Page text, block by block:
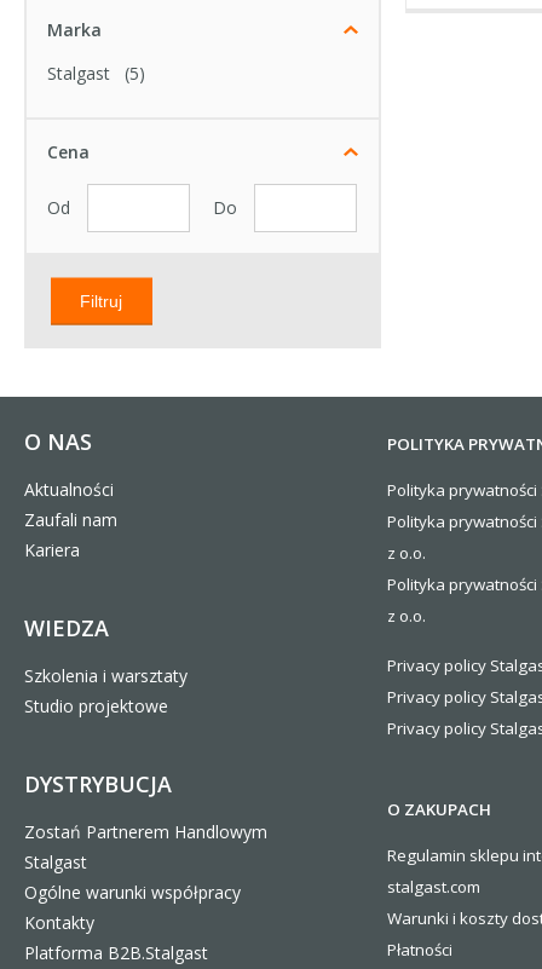
Marka
Stalgast
(5)
Cena
Od Do
Filtruj
O NAS
Aktualności
Zaufali nam
Kariera
WIEDZA
Szkolenia i warsztaty
Studio projektowe
DYSTRYBUCJA
Zostań Partnerem Handlowym
Stalgast
Ogólne warunki współpracy
Kontakty
Platforma B2B.Stalgast
POLITYKA
Polityka prywatności
Polityka
z o.o.
Polityka
z o.o.
Privacy policy
Privacy policy
Privacy policy
O ZAKUPACH
Regulamin sklepu
stalgast.com
Warunki i koszty
Płatności